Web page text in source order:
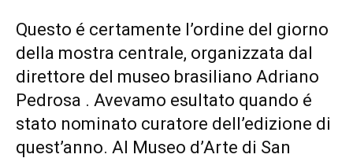
Questo é certamente l’ordine del giorno
della mostra centrale, organizzata dal
direttore del museo brasiliano Adriano
Pedrosa . Avevamo esultato quando é
stato nominato curatore dell’edizione di
quest’anno. Al Museo d’Arte di San